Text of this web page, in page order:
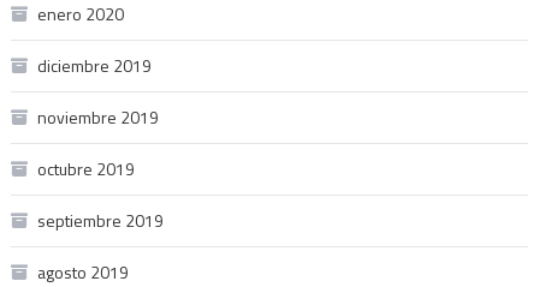
enero 2020
diciembre 2019
noviembre 2019
octubre 2019
septiembre 2019
agosto 2019